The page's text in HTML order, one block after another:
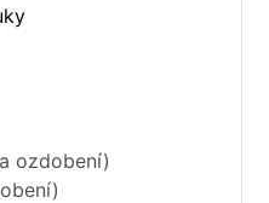
ozdobení)